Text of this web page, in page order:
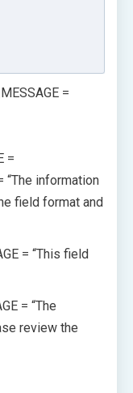
=
=
“The information
field format and
= “This field
= “The
review the